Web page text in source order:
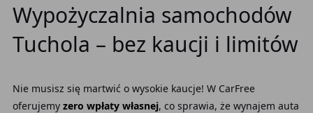
Wypożyczalnia samochodów
Tuchola – bez kaucji i limitów
Nie musisz się martwić o wysokie kaucje! W CarFree
oferujemy zero wpłaty własnej, co sprawia, że wynajem auta